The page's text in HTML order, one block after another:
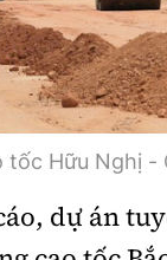
Khám phá
Lối sống
Ẩm thực
tốc Hữu Nghị -
dự án